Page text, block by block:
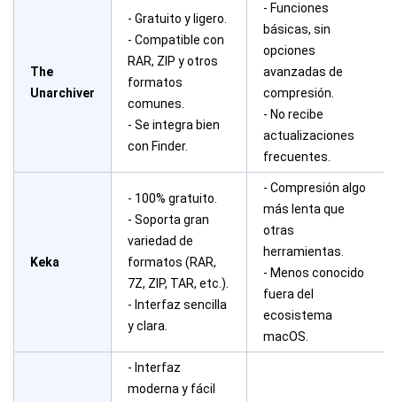
The
Unarchiver
- Gratuito y ligero.
- Compatible con
RAR, ZIP y otros
formatos
comunes.
- Se integra bien
con Finder.
- Funciones
básicas, sin
opciones
avanzadas de
compresión.
- No recibe
actualizaciones
frecuentes.
Keka
- 100% gratuito.
- Soporta gran
variedad de
formatos (RAR,
7Z, ZIP, TAR, etc.).
- Interfaz sencilla
y clara.
- Compresión algo
más lenta que
otras
herramientas.
- Menos conocido
fuera del
ecosistema
macOS.
- Interfaz
moderna y fácil